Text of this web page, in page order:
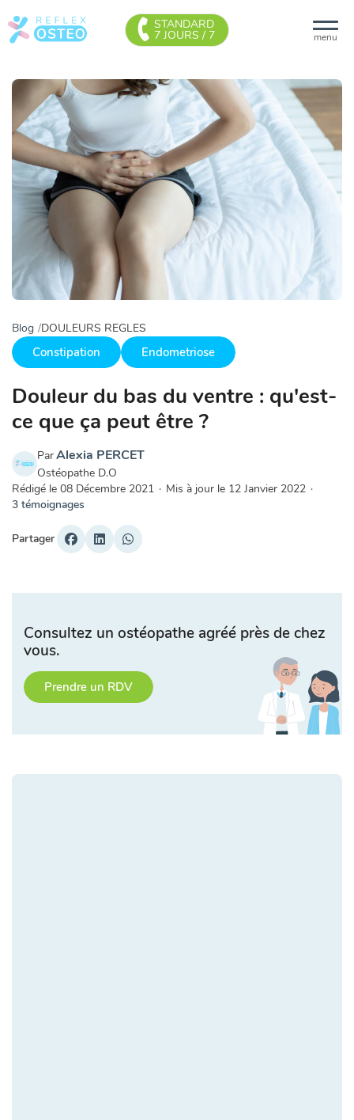
menu
STANDARD
7 JOURS / 7
Blog DOULEURS REGLES
Constipation Endometriose
Douleur du bas du ventre : qu'est-
ce que ça peut être ?
ParAlexia PERCET
Ostéopathe D.O
Rédigé le 08 Décembre 2021 · Mis à jour le 12 Janvier 2022 ·
3 témoignages
Partager
Consultez un ostéopathe agréé près de chez
vous.
Prendre un RDV